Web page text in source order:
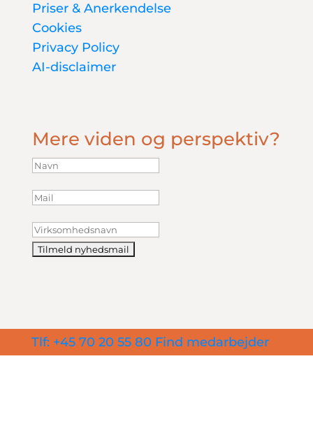
Priser & Anerkendelse
Cookies
Privacy Policy
AI-disclaimer
Mere viden og perspektiv?
Tlf: +45 70 20 55 80 Find medarbejder